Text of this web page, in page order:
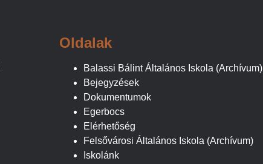
Oldalak
Balassi Bálint Általános Iskola (Archívum)
Bejegyzések
Dokumentumok
Egerbocs
Elérhetőség
Felsővárosi Általános Iskola (Archívum)
Iskolánk